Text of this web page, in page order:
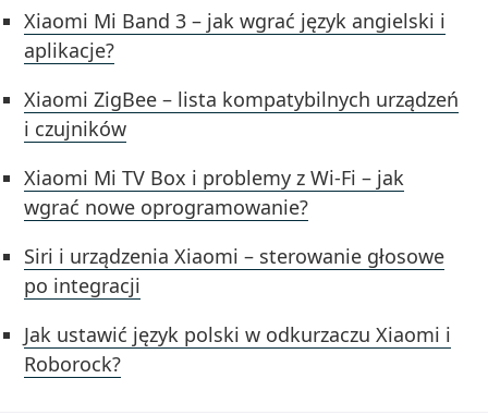
Xiaomi Mi Band 3 – jak wgrać język angielski i
aplikacje?
Xiaomi ZigBee – lista kompatybilnych urządzeń
i czujników
Xiaomi Mi TV Box i problemy z Wi-Fi – jak
wgrać nowe oprogramowanie?
Siri i urządzenia Xiaomi – sterowanie głosowe
po integracji
Jak ustawić język polski w odkurzaczu Xiaomi i
Roborock?